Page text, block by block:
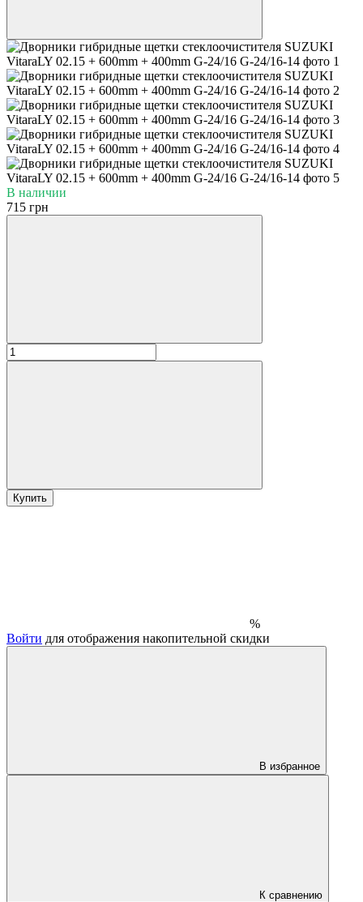
В наличии
715 грн
Купить
%
Войти для отображения накопительной скидки
В избранное
К сравнению